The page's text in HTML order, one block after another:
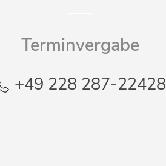
Terminvergabe
+49 228 287-22428